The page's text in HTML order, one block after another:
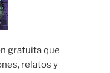
gratuita que
relatos y